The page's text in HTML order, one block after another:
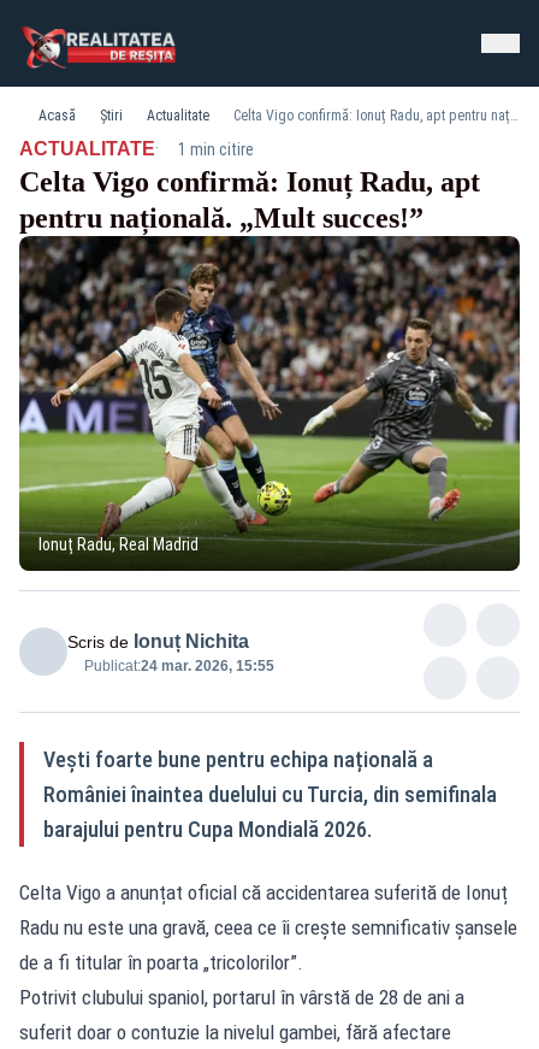
Acasă Știri Actualitate Celta Vigo confirmă: Ionuț Radu, apt pentru națională. „Mult succes!”
ACTUALITATE· 1 min citire
Celta Vigo confirmă: Ionuț Radu, apt
pentru națională. „Mult succes!”
Ionuț Radu, Real Madrid
Scris de Ionuț Nichita
Publicat:24 mar. 2026, 15:55
Vești foarte bune pentru echipa națională a
României înaintea duelului cu Turcia, din semifinala
barajului pentru Cupa Mondială 2026.
Celta Vigo a anunțat oficial că accidentarea suferită de Ionuț
Radu nu este una gravă, ceea ce îi crește semnificativ șansele
de a fi titular în poarta „tricolorilor”.
Potrivit clubului spaniol, portarul în vârstă de 28 de ani a
suferit doar o contuzie la nivelul gambei, fără afectare